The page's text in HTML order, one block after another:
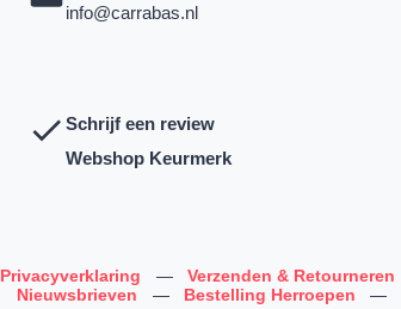
info@carrabas.nl
Schrijf een review
Webshop Keurmerk
Privacyverklaring — Verzenden & Retourneren
Nieuwsbrieven
— Bestelling Herroepen —